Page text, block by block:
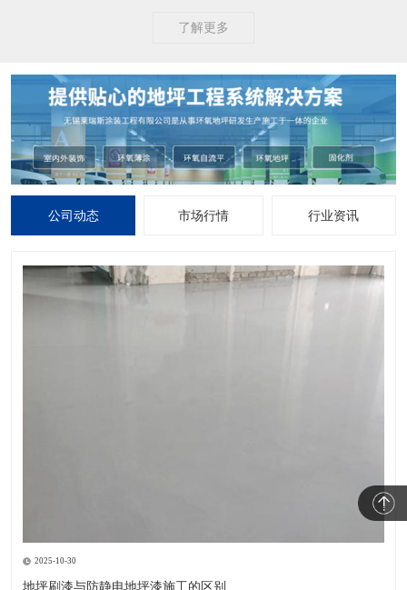
了解更多
公司动态 市场行情 行业资讯
2025-10-30
地坪刷漆与防静电地坪漆施工的区别